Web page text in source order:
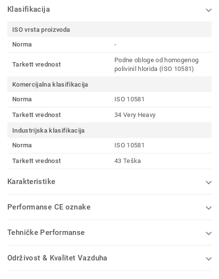
Klasifikacija
ISO vrsta proizvoda
Norma
-
Tarkett vrednost
Podne obloge od homogenog
polivinil hlorida (ISO 10581)
Komercijalna klasifikacija
Norma
ISO 10581
Tarkett vrednost 34 Very Heavy
Industrijska klasifikacija
Norma
ISO 10581
Tarkett vrednost 43 Teška
Karakteristike
Performanse CE oznake
Tehničke Performanse
Održivost & Kvalitet Vazduha